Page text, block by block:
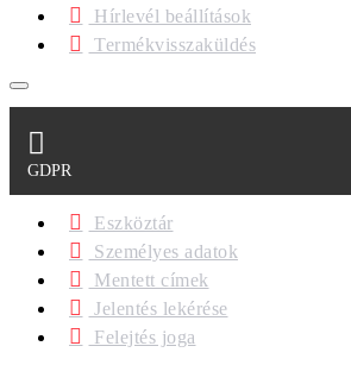
Hírlevél beállítások
Termékvisszaküldés
GDPR
Eszköztár
Személyes adatok
Mentett címek
Jelentés lekérése
Felejtés joga